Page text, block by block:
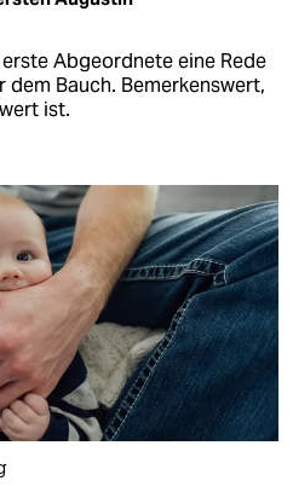
Abgeordnete eine Rede
Bauch. Bemerkenswert,
ist.